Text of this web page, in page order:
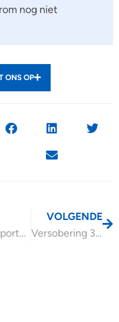
nog niet
ONS OP
Btw op sportbeoefening naar 21% btw vanaf 2026
VOLGENDE
Versobering 30%-regeling wordt grotendeels teruggedraaid